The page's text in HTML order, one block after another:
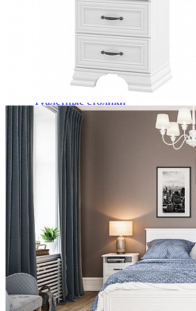
Кровати двуспальные
Кровати металлические
Кровати односпальные
Кровати полутороспальные
Решетки и настилы под матрас
Спальные гарнитуры
Туалетные столики
Тумбы прикроватные
Шкафы для одежды
Антресоли на шкаф
Полки и ящики в шкаф для
Шкаф 1-дверный для
Шкафы 2-х дверные для
Шкафы 3-х дверные для
Шкафы 4-х дверные для
Шкафы 5-ти дверные для
Шкафы 6-ти дверные для
Шкафы купе для одежды и
Шкафы угловые для
Ящики и короба